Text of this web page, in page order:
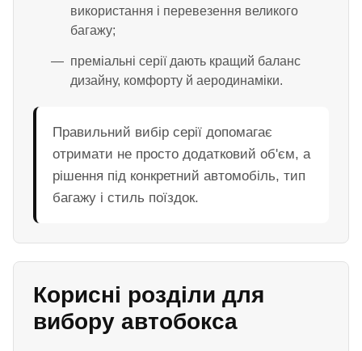
використання і перевезення великого
багажу;
преміальні серії дають кращий баланс
дизайну, комфорту й аеродинаміки.
Правильний вибір серії допомагає
отримати не просто додатковий об'єм, а
рішення під конкретний автомобіль, тип
багажу і стиль поїздок.
Корисні розділи для
вибору автобокса